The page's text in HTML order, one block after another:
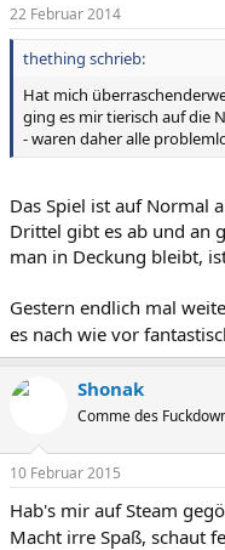
22 Februar 2014
thething schrieb:
Hat mich
ging es mir tierisch auf die
- waren daher alle
Das Spiel ist auf Normal
Drittel gibt es ab und an
man in Deckung bleibt,
Gestern endlich mal
es nach wie vor
Shonak
Comme des
10 Februar 2015
Hab's mir auf Steam
Macht irre Spaß, schaut